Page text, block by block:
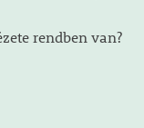
rendben van?